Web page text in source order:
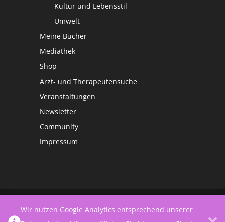
Kultur und Lebensstil
Umwelt
Meine Bücher
Mediathek
Shop
Arzt- und Therapeutensuche
Veranstaltungen
Newsletter
Community
Impressum
Wir nutzen Google Analytics entsprechend unserer